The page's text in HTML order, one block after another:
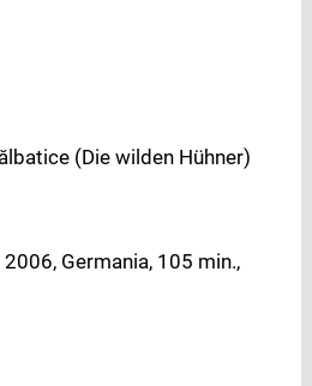
(Die wilden Hühner)
Germania, 105 min.,